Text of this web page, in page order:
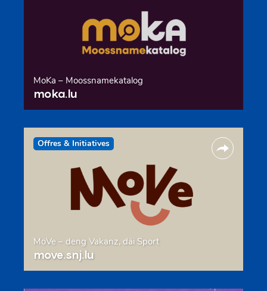
MoKa – Moossnamekatalog
moka.lu
Offres & Initiatives
MoVe – deng Vakanz, däi Sport
move.snj.lu